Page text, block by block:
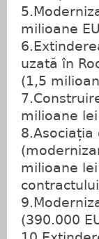
milioane
uzată în
(1,5
milioane
8.Asociația
milioane
contractului
(390.000